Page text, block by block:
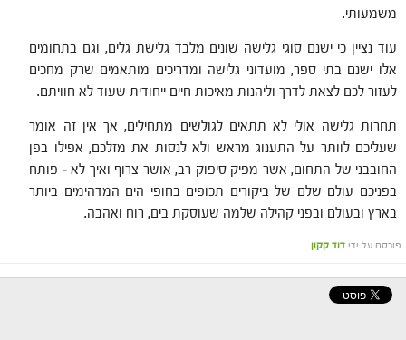
משמעותי.
עוד נציין כי ישנם סוגי גלישה שונים מלבד גלישת גלים, וגם בתחומים
אלו ישנם בתי ספר, מועדוני גלישה ומדריכים מותאמים שרק מחכים
לעזור לכם לצאת לדרך וליהנות מאיכות חיים ייחודית שעוד לא חוויתם.
תחרות גלישה אולי לא תתאים לגולשים מתחילים, אך אין זה אומר
שעליכם לוותר על התענוג מראש ולא לנסות את מזלכם, אפילו בפן
החובבני של התחום, אשר מפיק סיפוק רב, אושר צרוף ואיך לא – פותח
בפניכם עולם שלם של ביקורים תכופים בחופי הים המדהימים ביותר
בארץ ובעולם ובפני קהילה שלמה שעוסקת בים, רוח ואהבה.
פורסם על ידי דוד קקון